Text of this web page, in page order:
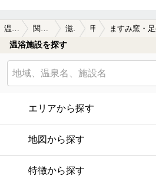
温泉TOP 関西(近畿) 滋賀県 甲賀
温浴施設を探す
エリアから探す
地図から探す
特徴から探す